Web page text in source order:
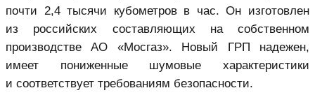
почти 2,4 тысячи кубометров в час. Он изготовлен
из российских составляющих на собственном
производстве АО «Мосгаз». Новый ГРП надежен,
имеет пониженные шумовые характеристики
и соответствует требованиям безопасности.